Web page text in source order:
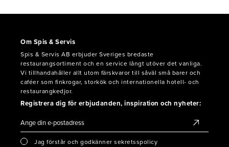
Om Spis & Servis
Spis & Servis AB erbjuder Sveriges bredaste
restaurangsortiment och en service långt utöver det vanliga.
Vi tillhandahåller allt utom färskvaror till såväl små barer och
caféer som finkrogar, storkök och internationella hotell- och
restaurangkedjor.
Registrera dig för erbjudanden, inspiration och nyheter:
Jag förstår och godkänner sekretsspolicy